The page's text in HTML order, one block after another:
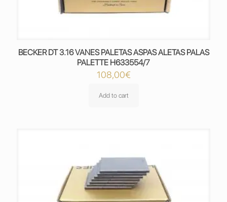
BECKER DT 3.16 VANES PALETAS ASPAS ALETAS PALAS
PALETTE H633554/7
108,00€
Add to cart